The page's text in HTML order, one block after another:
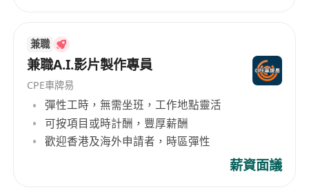
兼職
兼職A.I.影片製作專員
CPE車牌易
彈性工時，無需坐班，工作地點靈活
可按項目或時計酬，豐厚薪酬
歡迎香港及海外申請者，時區彈性
薪資面議